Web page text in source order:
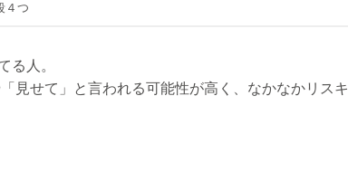
４つ
る人。
見せて」と言われる可能性が高く、なかなかリスキ